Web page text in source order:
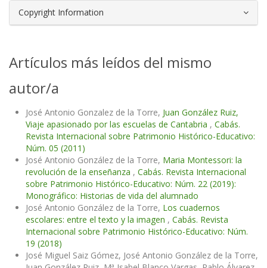
Copyright Information
Artículos más leídos del mismo
autor/a
José Antonio Gonzalez de la Torre, Juan González Ruiz,
Viaje apasionado por las escuelas de Cantabria , Cabás.
Revista Internacional sobre Patrimonio Histórico-Educativo:
Núm. 05 (2011)
José Antonio González de la Torre, Maria Montessori: la
revolución de la enseñanza , Cabás. Revista Internacional
sobre Patrimonio Histórico-Educativo: Núm. 22 (2019):
Monográfico: Historias de vida del alumnado
José Antonio González de la Torre, Los cuadernos
escolares: entre el texto y la imagen , Cabás. Revista
Internacional sobre Patrimonio Histórico-Educativo: Núm.
19 (2018)
José Miguel Saiz Gómez, José Antonio González de la Torre,